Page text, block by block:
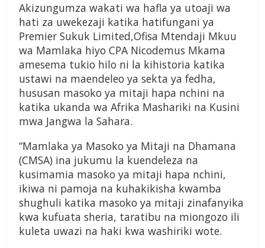
Akizungumza wakati wa hafla ya utoaji wa
hati za uwekezaji katika hatifungani ya
Premier Sukuk Limited,Ofisa Mtendaji Mkuu
wa Mamlaka hiyo CPA Nicodemus Mkama
amesema tukio hilo ni la kihistoria katika
ustawi na maendeleo ya sekta ya fedha,
hususan masoko ya mitaji hapa nchini na
katika ukanda wa Afrika Mashariki na Kusini
mwa Jangwa la Sahara.
“Mamlaka ya Masoko ya Mitaji na Dhamana
(CMSA) ina jukumu la kuendeleza na
kusimamia masoko ya mitaji hapa nchini,
ikiwa ni pamoja na kuhakikisha kwamba
shughuli katika masoko ya mitaji zinafanyika
kwa kufuata sheria, taratibu na miongozo ili
kuleta uwazi na haki kwa washiriki wote.